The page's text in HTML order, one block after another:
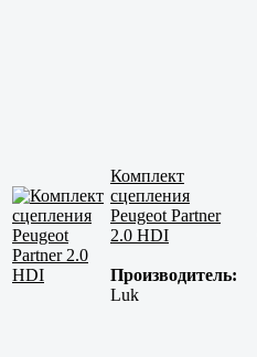
Комплект
сцепления
Peugeot Partner
2.0 HDI
Производитель:
Luk